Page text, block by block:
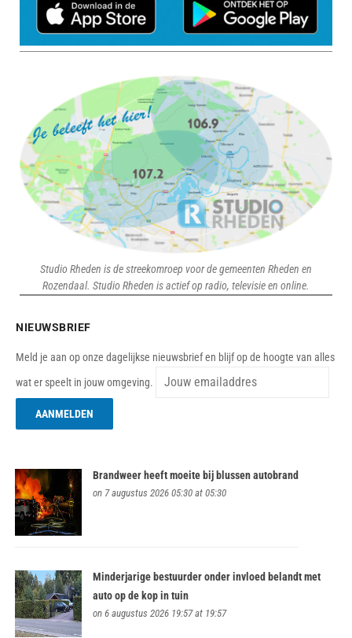
Studio Rheden is de streekomroep voor de gemeenten Rheden en
Rozendaal. Studio Rheden is actief op radio, televisie en online.
NIEUWSBRIEF
Meld je aan op onze dagelijkse nieuwsbrief en blijf op de hoogte van alles
wat er speelt in jouw omgeving.
Brandweer heeft moeite bij blussen autobrand
on 7 augustus 2026 05:30 at 05:30
Minderjarige bestuurder onder invloed belandt met
auto op de kop in tuin
on 6 augustus 2026 19:57 at 19:57